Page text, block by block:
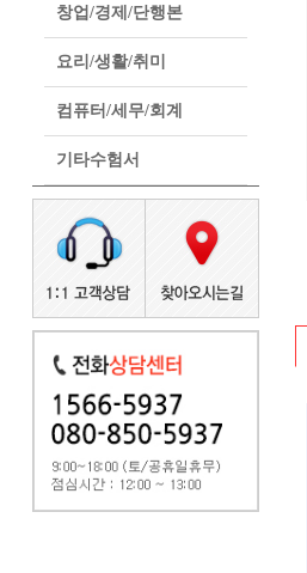
창업/경제/단행본
요리/생활/취미
컴퓨터/세무/회계
기타수험서